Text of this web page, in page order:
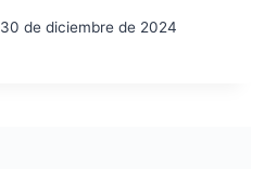
30 de diciembre de 2024